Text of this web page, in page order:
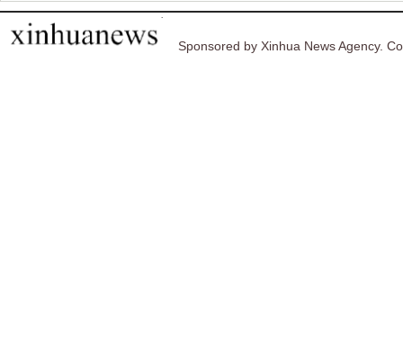
Sponsored by Xinhua News Agency.